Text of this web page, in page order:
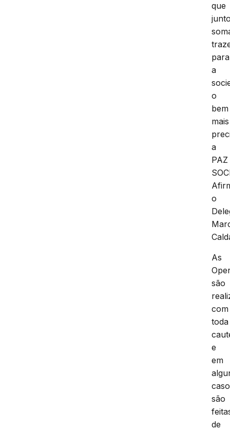
que
para
a
o
bem
mais
a
PAZ
o
As
são
com
toda
e
em
são
de